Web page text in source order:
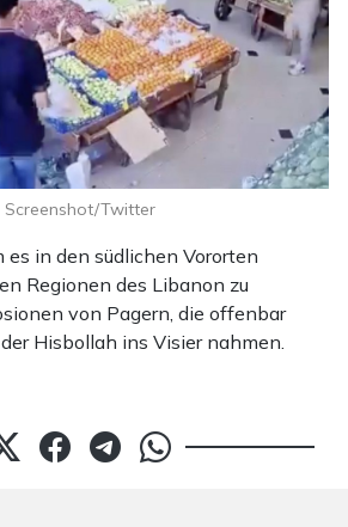
in den südlichen Vororten
Regionen des Libanon zu
von Pagern, die offenbar
Hisbollah ins Visier nahmen.
Screenshot/Twitter